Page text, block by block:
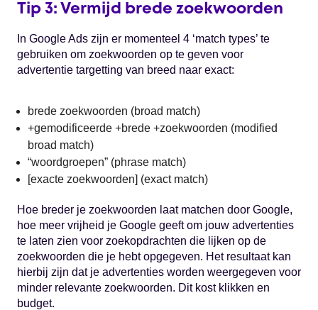
Tip 3: Vermijd brede zoekwoorden
In Google Ads zijn er momenteel 4 ‘match types’ te
gebruiken om zoekwoorden op te geven voor
advertentie targetting van breed naar exact:
brede zoekwoorden (broad match)
+gemodificeerde +brede +zoekwoorden (modified
broad match)
“woordgroepen” (phrase match)
[exacte zoekwoorden] (exact match)
Hoe breder je zoekwoorden laat matchen door Google,
hoe meer vrijheid je Google geeft om jouw advertenties
te laten zien voor zoekopdrachten die lijken op de
zoekwoorden die je hebt opgegeven. Het resultaat kan
hierbij zijn dat je advertenties worden weergegeven voor
minder relevante zoekwoorden. Dit kost klikken en
budget.